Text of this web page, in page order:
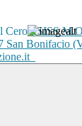
ISISS
San Bonifacio